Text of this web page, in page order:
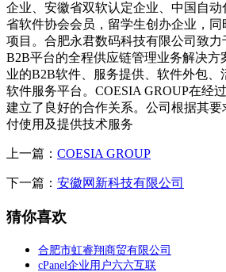
企业、安徽省双软认定企业、中国自
省软件协会会员，留学生创办企业，
项目。合肥永君数码科技有限公司致
B2B平台的全程供应链管理业务解决方
业的B2B软件、服务提供、软件外包、
软件服务平台。COESIA GROUP在经
建立了良好的合作关系。公司根据其
付使用及提供技术服务
上一篇： COESIA GROUP
下一篇： 安徽网新科技有限公司
猜你喜欢
合肥市虹睿翔商贸有限公司
cPanel企业用户六六互联